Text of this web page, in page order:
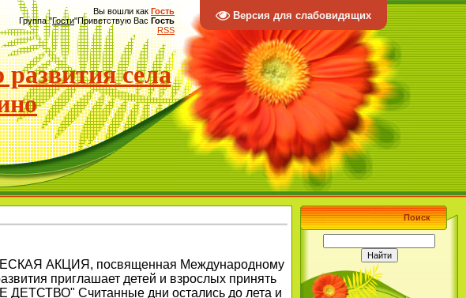
Версия для слабовидящих
Вы вошли как Гость
Группа"Гости"Приветствую Вас Гость
RSS
села
АКЦИЯ, посвященная Международному
приглашает детей и взрослых принять
Считанные дни остались до лета и
Поиск